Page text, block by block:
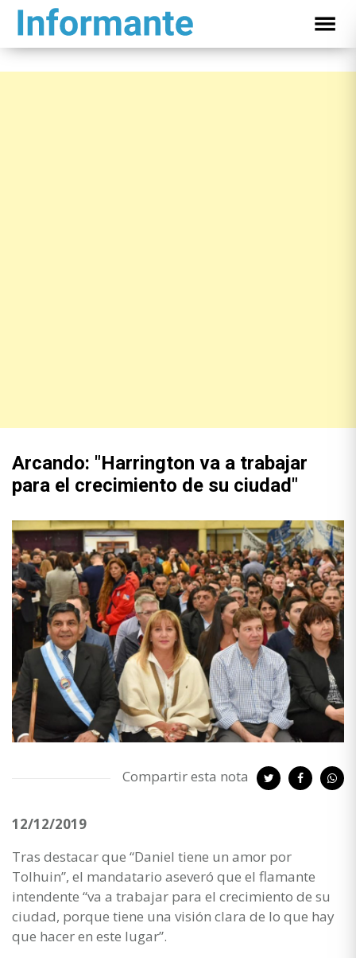
Arcando: "Harrington va a trabajar
para el crecimiento de su ciudad"
Compartir esta nota
12/12/2019
Tras destacar que “Daniel tiene un amor por
Tolhuin”, el mandatario aseveró que el flamante
intendente “va a trabajar para el crecimiento de su
ciudad, porque tiene una visión clara de lo que hay
que hacer en este lugar”.